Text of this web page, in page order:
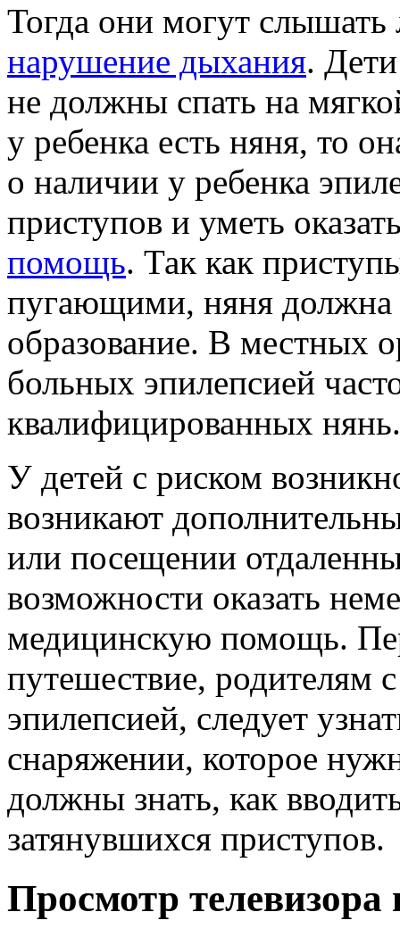
Тогда они могут
нарушение дыхания.
не должны спать на
у ребенка есть няня, то
о наличии у ребенка
приступов и уметь
помощь. Так как
пугающими, няня должна
образование. В местных
больных эпилепсией
квалифицированных нянь.
У детей с риском
возникают
или посещении
возможности оказать
медицинскую помощь.
путешествие, родителям
эпилепсией, следует
снаряжении, которое
должны знать, как
затянувшихся приступов.
Просмотр